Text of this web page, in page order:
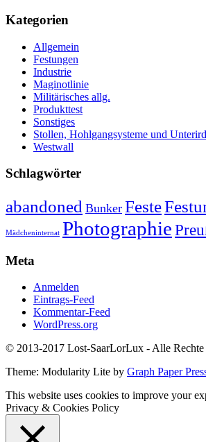
Kategorien
Allgemein
Festungen
Industrie
Maginotlinie
Militärisches allg.
Produkttest
Sonstiges
Stollen, Hohlgangsysteme und
Westwall
Schlagwörter
abandoned Bunker Feste
Mädcheninternat Photographie
Meta
Anmelden
Eintrags-Feed
Kommentar-Feed
WordPress.org
© 2013-2017 Lost-SaarLorLux - Alle Rechte
Theme: Modularity Lite by Graph Paper
This website uses cookies to improve your
Privacy & Cookies Policy